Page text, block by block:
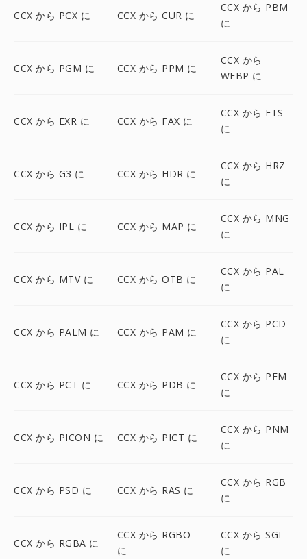
CCX から PCX に CCX から CUR に
CCX から PBM
に
CCX から PGM に CCX から PPM に
CCX から
WEBP に
CCX から EXR に CCX から FAX に
CCX から FTS
に
CCX から G3 に CCX から HDR に
CCX から HRZ
に
CCX から IPL に CCX から MAP に
CCX から MNG
に
CCX から MTV に CCX から OTB に
CCX から PAL
に
CCX から PALM に CCX から PAM に
CCX から PCD
に
CCX から PCT に CCX から PDB に
CCX から PFM
に
CCX から PICON に CCX から PICT に
CCX から PNM
に
CCX から PSD に CCX から RAS に
CCX から RGB
に
CCX から RGBA に
CCX から RGBO
に
CCX から SGI
に